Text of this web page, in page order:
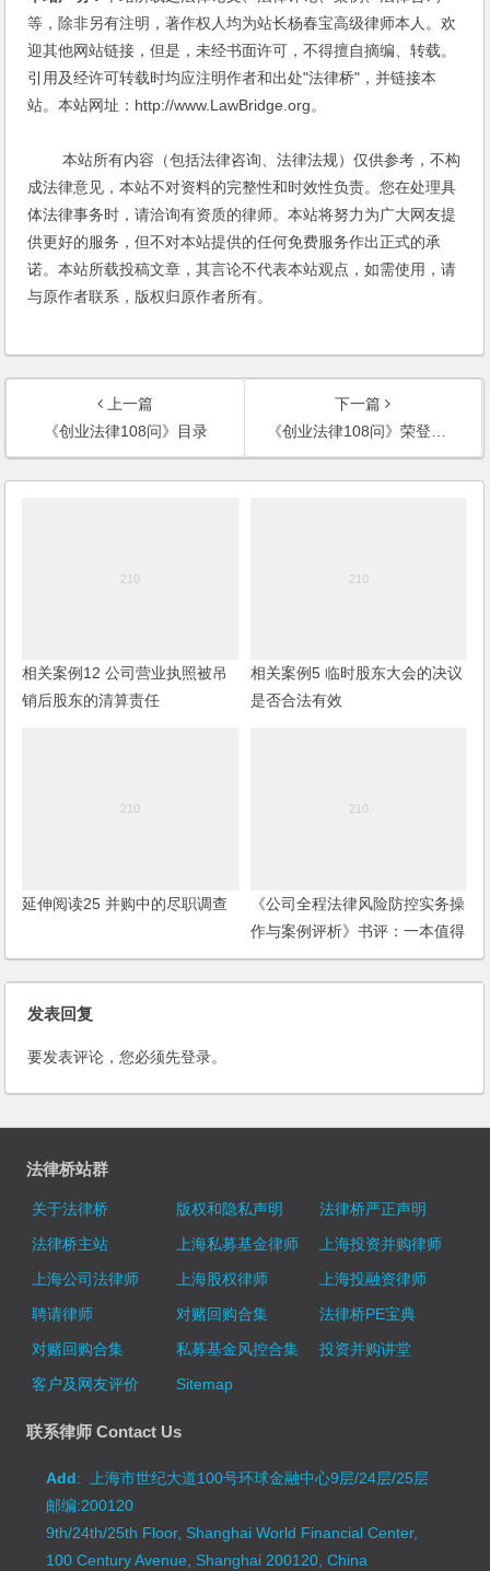
等，除非另有注明，著作权人均为站长杨春宝高级律师本人。欢
迎其他网站链接，但是，未经书面许可，不得擅自摘编、转载。
引用及经许可转载时均应注明作者和出处"法律桥"，并链接本
站。本站网址：http://www.LawBridge.org。
本站所有内容（包括法律咨询、法律法规）仅供参考，不构
成法律意见，本站不对资料的完整性和时效性负责。您在处理具
体法律事务时，请洽询有资质的律师。本站将努力为广大网友提
供更好的服务，但不对本站提供的任何免费服务作出正式的承
诺。本站所载投稿文章，其言论不代表本站观点，如需使用，请
与原作者联系，版权归原作者所有。
上一篇
《创业法律108问》目录
下一篇
《创业法律108问》荣登卓越亚马逊图书网畅销新书榜
相关案例12 公司营业执照被吊
销后股东的清算责任
相关案例5 临时股东大会的决议
是否合法有效
延伸阅读25 并购中的尽职调查
《公司全程法律风险防控实务操
作与案例评析》书评：一本值得
阅读和学习的好书
发表回复
要发表评论，您必须先登录。
法律桥站群
关于法律桥 版权和隐私声明
法律桥严正声明
法律桥主站
上海私募基金律师
上海投资并购律师
上海公司法律师
上海股权律师
上海投融资律师
聘请律师
对赌回购合集
法律桥PE宝典
对赌回购合集
私募基金风控合集
投资并购讲堂
客户及网友评价
Sitemap
联系律师 Contact Us
Add: 上海市世纪大道100号环球金融中心9层/24层/25层
邮编:200120
9th/24th/25th Floor, Shanghai World Financial Center,
100 Century Avenue, Shanghai 200120, China